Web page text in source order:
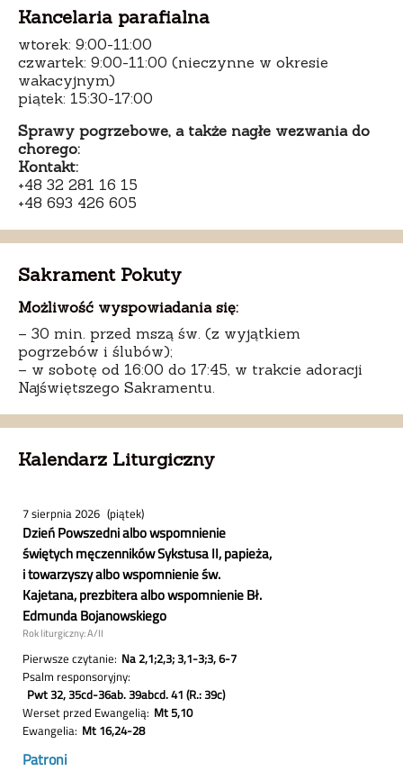
Kancelaria parafialna
wtorek: 9:00-11:00
czwartek: 9:00-11:00 (nieczynne w okresie
wakacyjnym)
piątek: 15:30-17:00
Sprawy pogrzebowe, a także nagłe wezwania do
chorego:
Kontakt:
+48 32 281 16 15
+48 693 426 605
Sakrament Pokuty
Możliwość wyspowiadania się:
– 30 min. przed mszą św. (z wyjątkiem
pogrzebów i ślubów);
– w sobotę od 16:00 do 17:45, w trakcie adoracji
Najświętszego Sakramentu.
Kalendarz Liturgiczny